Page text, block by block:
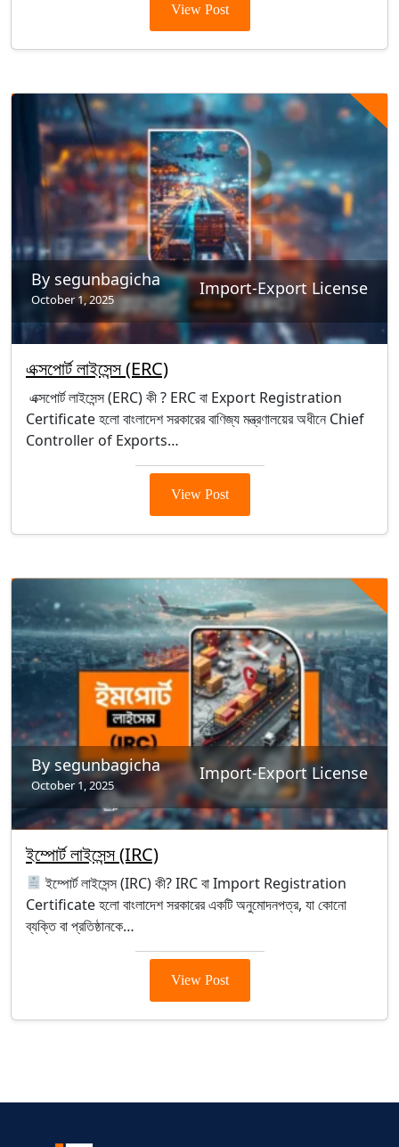
View Post
এক্সপোর্ট লাইসেন্স (ERC)
By segunbagicha
October 1, 2025
Import-Export License
এক্সপোর্ট লাইসেন্স (ERC) কী ? ERC বা Export Registration
Certificate হলো বাংলাদেশ সরকারের বাণিজ্য মন্ত্রণালয়ের অধীনে Chief
Controller of Exports…
View Post
ইম্পোর্ট লাইসেন্স (IRC)
By segunbagicha
October 1, 2025
Import-Export License
ইম্পোর্ট লাইসেন্স (IRC) কী? IRC বা Import Registration
Certificate হলো বাংলাদেশ সরকারের একটি অনুমোদনপত্র, যা কোনো
ব্যক্তি বা প্রতিষ্ঠানকে…
View Post